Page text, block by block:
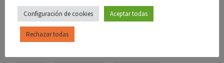
Si deseas más información te puedes poner en contacto
con cualquiera de nuestras delegaciones.
Configuración de cookies Aceptar todas
Rechazar todas